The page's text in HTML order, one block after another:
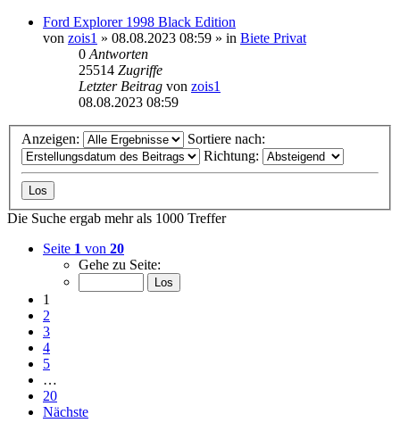
Ford Explorer 1998 Black Edition
von zois1 » 08.08.2023 08:59 » in Biete Privat
0 Antworten
25514 Zugriffe
Letzter Beitrag von zois1
08.08.2023 08:59
Anzeigen:
Sortiere nach:
Richtung:
Die Suche ergab mehr als 1000 Treffer
Seite 1 von 20
Gehe zu Seite:
1
2
3
4
5
…
20
Nächste